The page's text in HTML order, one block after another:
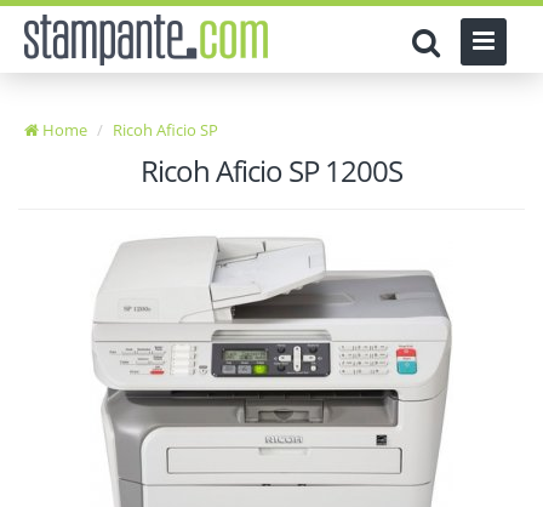
Home Ricoh Aficio SP
Ricoh Aficio SP 1200S